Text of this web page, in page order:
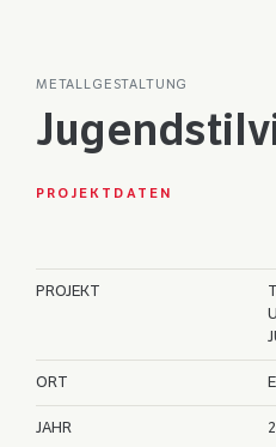
METALLGESTALTUNG
PROJEKTDATEN
PROJEKT
ORT
JAHR